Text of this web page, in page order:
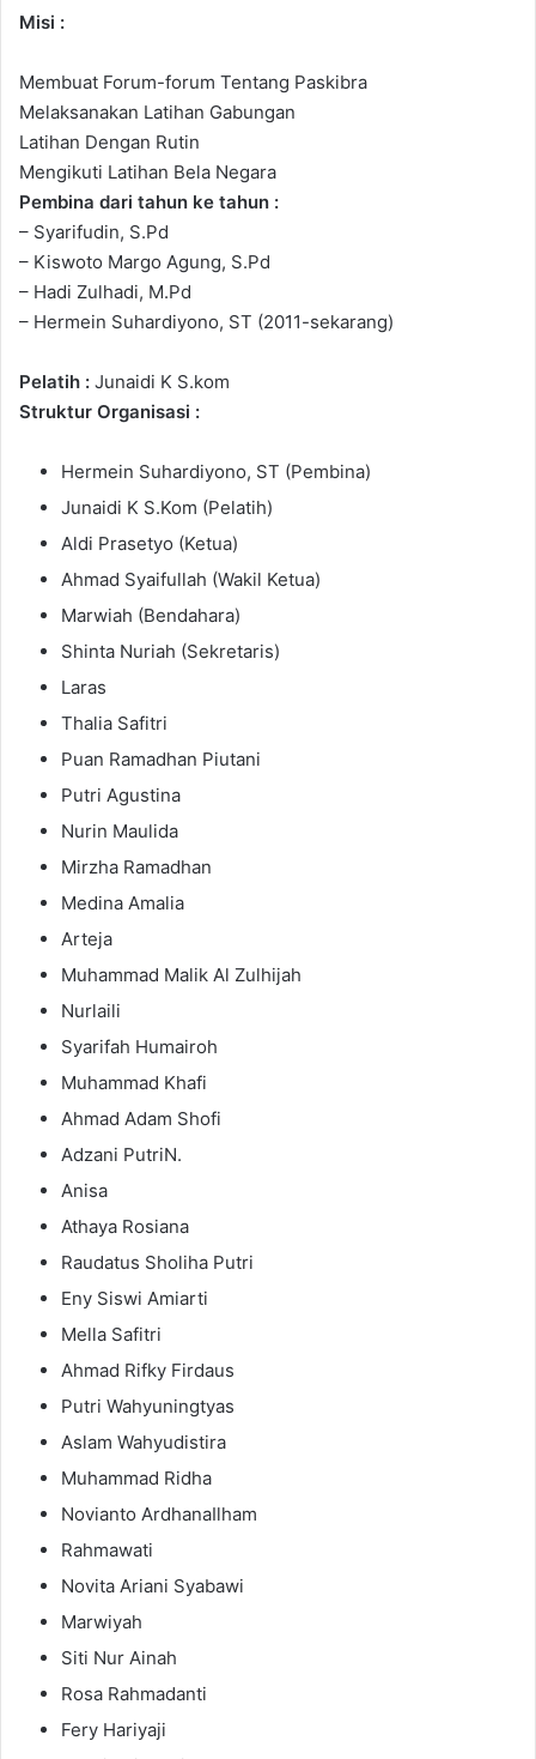
Misi :
Membuat Forum-forum Tentang Paskibra
Melaksanakan Latihan Gabungan
Latihan Dengan Rutin
Mengikuti Latihan Bela Negara
Pembina dari tahun ke tahun :
– Syarifudin, S.Pd
– Kiswoto Margo Agung, S.Pd
– Hadi Zulhadi, M.Pd
– Hermein Suhardiyono, ST (2011-sekarang)
Pelatih : Junaidi K S.kom
Struktur Organisasi :
Hermein Suhardiyono, ST (Pembina)
Junaidi K S.Kom (Pelatih)
Aldi Prasetyo (Ketua)
Ahmad Syaifullah (Wakil Ketua)
Marwiah (Bendahara)
Shinta Nuriah (Sekretaris)
Laras
Thalia Safitri
Puan Ramadhan Piutani
Putri Agustina
Nurin Maulida
Mirzha Ramadhan
Medina Amalia
Arteja
Muhammad Malik Al Zulhijah
Nurlaili
Syarifah Humairoh
Muhammad Khafi
Ahmad Adam Shofi
Adzani PutriN.
Anisa
Athaya Rosiana
Raudatus Sholiha Putri
Eny Siswi Amiarti
Mella Safitri
Ahmad Rifky Firdaus
Putri Wahyuningtyas
Aslam Wahyudistira
Muhammad Ridha
Novianto ArdhanaIlham
Rahmawati
Novita Ariani Syabawi
Marwiyah
Siti Nur Ainah
Rosa Rahmadanti
Fery Hariyaji